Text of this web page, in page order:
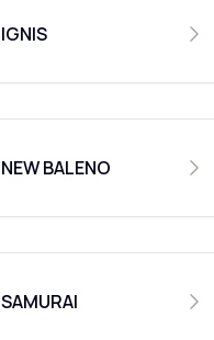
IGNIS
NEW BALENO
SAMURAI